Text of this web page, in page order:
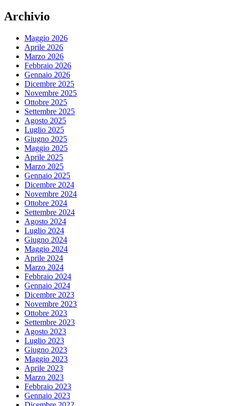
Archivio
Maggio 2026
Aprile 2026
Marzo 2026
Febbraio 2026
Gennaio 2026
Dicembre 2025
Novembre 2025
Ottobre 2025
Settembre 2025
Agosto 2025
Luglio 2025
Giugno 2025
Maggio 2025
Aprile 2025
Marzo 2025
Gennaio 2025
Dicembre 2024
Novembre 2024
Ottobre 2024
Settembre 2024
Agosto 2024
Luglio 2024
Giugno 2024
Maggio 2024
Aprile 2024
Marzo 2024
Febbraio 2024
Gennaio 2024
Dicembre 2023
Novembre 2023
Ottobre 2023
Settembre 2023
Agosto 2023
Luglio 2023
Giugno 2023
Maggio 2023
Aprile 2023
Marzo 2023
Febbraio 2023
Gennaio 2023